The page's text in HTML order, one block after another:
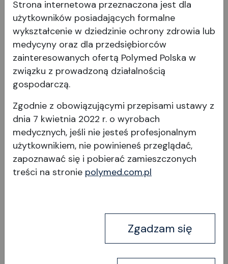
Zestaw oftalmoskop
Specjalist oraz Skiaskop
Spot
Strona internetowa przeznaczona jest dla
użytkowników posiadających formalne
wykształcenie w dziedzinie ochrony zdrowia lub
medycyny oraz dla przedsiębiorców
zainteresowanych ofertą Polymed Polska w
związku z prowadzoną działalnością
gospodarczą.
Zgodnie z obowiązującymi przepisami ustawy z
dnia 7 kwietnia 2022 r. o wyrobach
medycznych, jeśli nie jesteś profesjonalnym
użytkownikiem, nie powinieneś przeglądać,
zapoznawać się i pobierać zamieszczonych
treści na stronie polymed.com.pl
Zgadzam się